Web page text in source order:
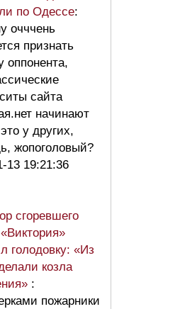
по Одессе:
очччень
признать
оппонента,
сайта
начинают
у других,
жопоголовый?
13 19:21:36
сгоревшего
голодовку: «Из
козла
:
пожарники